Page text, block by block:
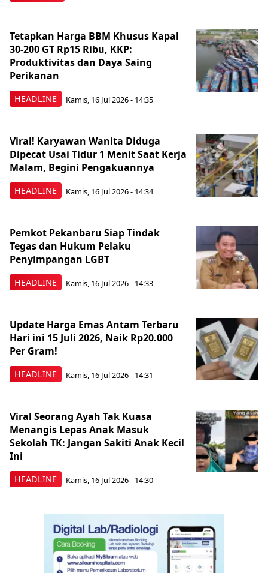
HEADLINE
Tetapkan Harga BBM Khusus Kapal
30-200 GT Rp15 Ribu, KKP:
Produktivitas dan Daya Saing
Perikanan
Kamis, 16 Jul 2026 - 14:35
HEADLINE
Viral! Karyawan Wanita Diduga
Dipecat Usai Tidur 1 Menit Saat Kerja
Malam, Begini Pengakuannya
Kamis, 16 Jul 2026 - 14:34
HEADLINE
Pemkot Pekanbaru Siap Tindak
Tegas dan Hukum Pelaku
Penyimpangan LGBT
Kamis, 16 Jul 2026 - 14:33
HEADLINE
Update Harga Emas Antam Terbaru
Hari ini 15 Juli 2026, Naik Rp20.000
Per Gram!
Kamis, 16 Jul 2026 - 14:31
HEADLINE
Viral Seorang Ayah Tak Kuasa
Menangis Lepas Anak Masuk
Sekolah TK: Jangan Sakiti Anak Kecil
Ini
Kamis, 16 Jul 2026 - 14:30